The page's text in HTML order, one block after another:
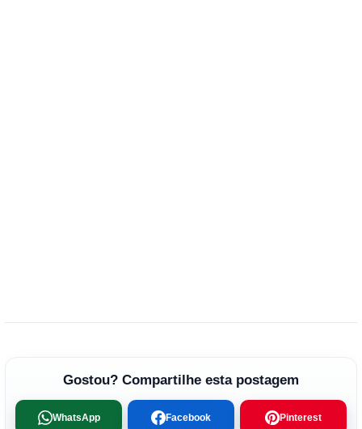
Gostou? Compartilhe esta postagem
WhatsApp Facebook Pinterest